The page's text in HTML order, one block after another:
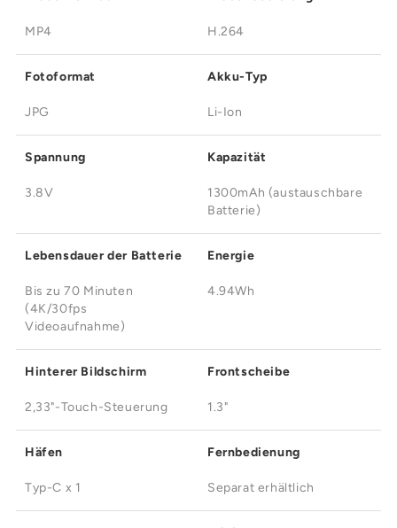
MP4 H.264
Fotoformat
JPG
Akku-Typ
Li-Ion
Spannung
3.8V
Kapazität
1300mAh (austauschbare
Batterie)
Lebensdauer der Batterie
Bis zu 70 Minuten
(4K/30fps
Videoaufnahme)
Energie
4.94Wh
Hinterer Bildschirm
2,33"-Touch-Steuerung
Frontscheibe
1.3"
Häfen
Typ-C x 1
Fernbedienung
Separat erhältlich